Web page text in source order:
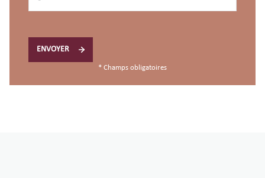
ENVOYER
* Champs obligatoires